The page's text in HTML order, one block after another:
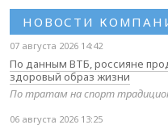
НОВОСТИ
07 августа 2026 14:42
По данным ВТБ, россияне
здоровый образ жизни
По тратам на спорт
06 августа 2026 13:25